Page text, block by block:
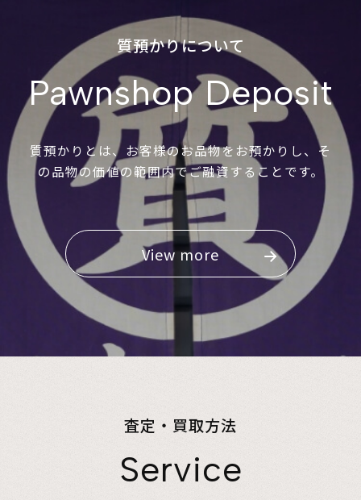
質預かりについて
Pawnshop Deposit
質預かりとは、お客様のお品物をお預かりし、そ
の品物の価値の範囲内でご融資することです。
View more
査定・買取方法
Service